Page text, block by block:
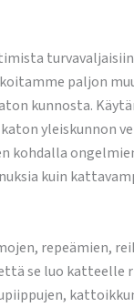
paljon
kunnosta.
yleiskunnon
kohdalla
kuin
repeämien,
se luo katteelle